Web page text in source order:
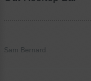
Sam Bernard